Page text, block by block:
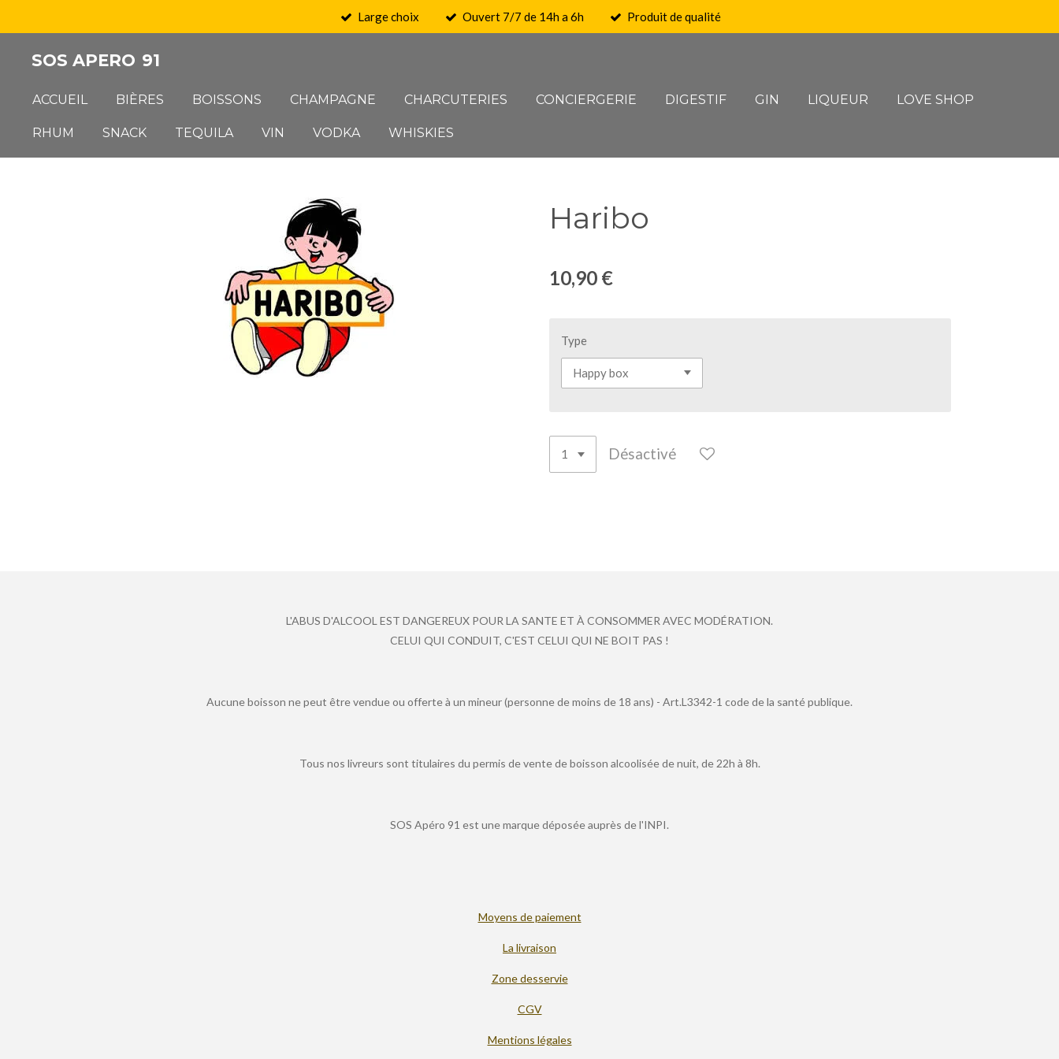
contenu
Large choix Ouvert 7/7 de 14h a 6h Produit de qualité
SOS APERO 91
ACCUEIL BIÈRES BOISSONS CHAMPAGNE CHARCUTERIES CONCIERGERIE DIGESTIF GIN LIQUEUR LOVE SHOP
RHUM SNACK TEQUILA VIN VODKA WHISKIES
Haribo
10,90 €
Type
Désactivé
L'ABUS D'ALCOOL EST DANGEREUX POUR LA SANTE ET À CONSOMMER AVEC MODÉRATION.
CELUI QUI CONDUIT, C'EST CELUI QUI NE BOIT PAS !
Aucune boisson ne peut être vendue ou offerte à un mineur (personne de moins de 18 ans) - Art.L3342-1 code de la santé publique.
Tous nos livreurs sont titulaires du permis de vente de boisson alcoolisée de nuit, de 22h à 8h.
SOS Apéro 91 est une marque déposée auprès de l'INPI.
Moyens de paiement
La livraison
Zone desservie
CGV
Mentions légales